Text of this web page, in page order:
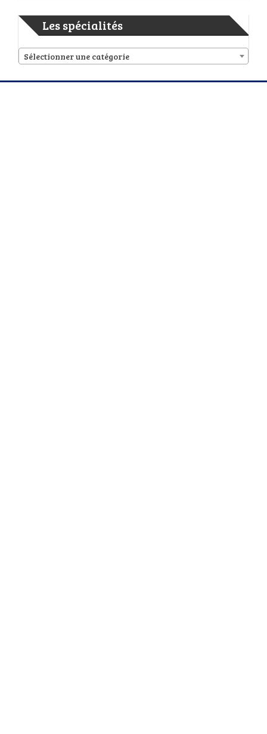
Les spécialités
Sélectionner une catégorie